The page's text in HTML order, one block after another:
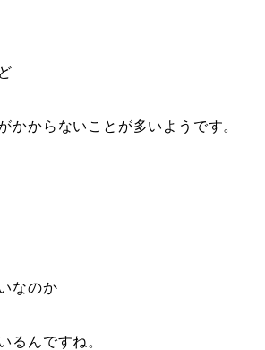
かからないことが多いようです。
なのか
るんですね。